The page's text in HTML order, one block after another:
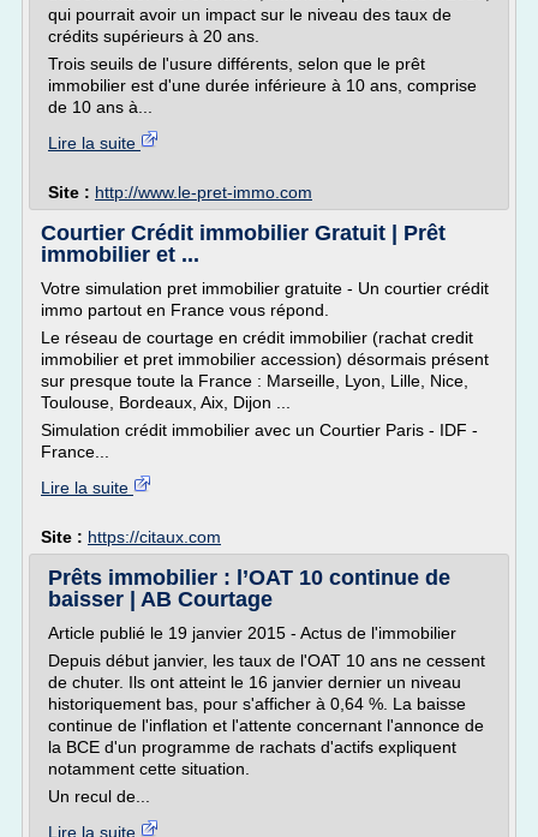
qui pourrait avoir un impact sur le niveau des taux de
crédits supérieurs à 20 ans.
Trois seuils de l'usure différents, selon que le prêt
immobilier est d'une durée inférieure à 10 ans, comprise
de 10 ans à...
Lire la suite
Site : http://www.le-pret-immo.com
Courtier Crédit immobilier Gratuit | Prêt
immobilier et ...
Votre simulation pret immobilier gratuite - Un courtier crédit
immo partout en France vous répond.
Le réseau de courtage en crédit immobilier (rachat credit
immobilier et pret immobilier accession) désormais présent
sur presque toute la France : Marseille, Lyon, Lille, Nice,
Toulouse, Bordeaux, Aix, Dijon ...
Simulation crédit immobilier avec un Courtier Paris - IDF -
France...
Lire la suite
Site : https://citaux.com
Prêts immobilier : l’OAT 10 continue de
baisser | AB Courtage
Article publié le 19 janvier 2015 - Actus de l'immobilier
Depuis début janvier, les taux de l'OAT 10 ans ne cessent
de chuter. Ils ont atteint le 16 janvier dernier un niveau
historiquement bas, pour s'afficher à 0,64 %. La baisse
continue de l'inflation et l'attente concernant l'annonce de
la BCE d'un programme de rachats d'actifs expliquent
notamment cette situation.
Un recul de...
Lire la suite